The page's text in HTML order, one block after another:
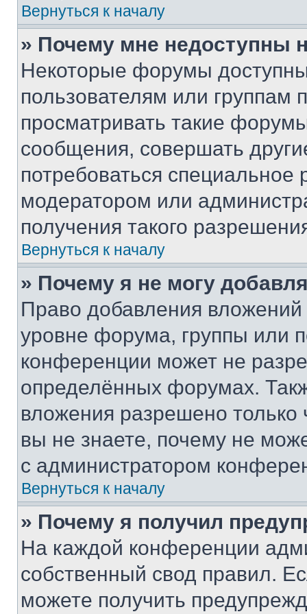
Вернуться к началу
» Почему мне недоступны
Некоторые форумы
пользователям или группам
просматривать такие
сообщения, совершать
потребоваться
модератором или
получения такого
Вернуться к началу
» Почему я не могу
Право добавления
уровне форума, группы или
конференции может не
определённых форумах.
вложения разрешено
вы не знаете, почему не
с администратором
Вернуться к началу
» Почему я получил
На каждой конференции
собственный свод правил.
можете получить